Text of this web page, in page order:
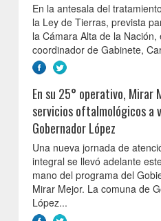
En la antesala del
la Ley de Tierras, prevista
la Cámara Alta de la Nación,
coordinador de Gabinete,
En su 25° operativo, Mirar
servicios oftalmológicos a
Gobernador López
Una nueva jornada de
integral se llevó adelante
mano del programa del
Mirar Mejor. La comuna de
López...